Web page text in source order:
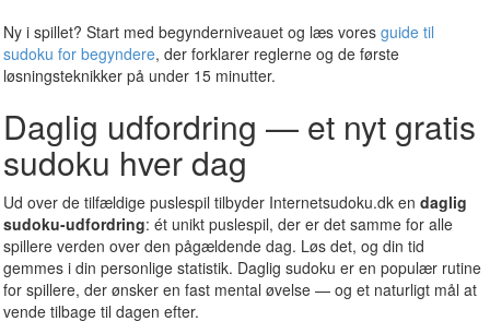
Ny i spillet? Start med begynderniveauet og læs vores guide til
sudoku for begyndere, der forklarer reglerne og de første
løsningsteknikker på under 15 minutter.
Daglig udfordring — et nyt gratis
sudoku hver dag
Ud over de tilfældige puslespil tilbyder Internetsudoku.dk en daglig
sudoku-udfordring: ét unikt puslespil, der er det samme for alle
spillere verden over den pågældende dag. Løs det, og din tid
gemmes i din personlige statistik. Daglig sudoku er en populær rutine
for spillere, der ønsker en fast mental øvelse — og et naturligt mål at
vende tilbage til dagen efter.